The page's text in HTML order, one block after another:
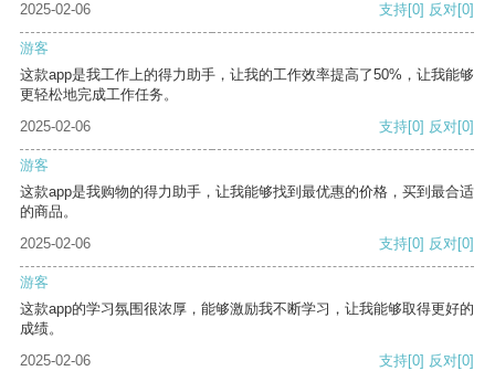
2025-02-06
支持[0] 反对[0]
游客
这款app是我工作上的得力助手，让我的工作效率提高了50%，让我能够
更轻松地完成工作任务。
2025-02-06
支持[0] 反对[0]
游客
这款app是我购物的得力助手，让我能够找到最优惠的价格，买到最合适
的商品。
2025-02-06
支持[0] 反对[0]
游客
这款app的学习氛围很浓厚，能够激励我不断学习，让我能够取得更好的
成绩。
2025-02-06
支持[0] 反对[0]